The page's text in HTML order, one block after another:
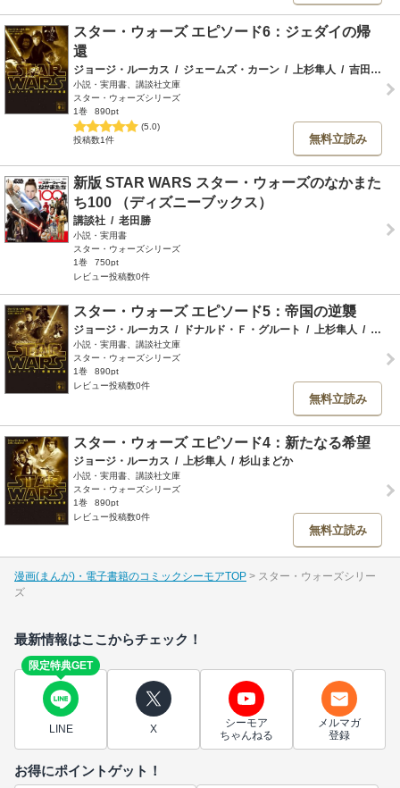
スター・ウォーズ エピソード6：ジェダイの帰
還
ジョージ・ルーカス / ジェームズ・カーン / 上杉隼人 / 吉田章子
小説・実用書、講談社文庫
スター・ウォーズシリーズ
1巻
890pt
(5.0)
投稿数1件
無料立読み
新版 STAR WARS スター・ウォーズのなかまた
ち100 （ディズニーブックス）
講談社 / 老田勝
小説・実用書
スター・ウォーズシリーズ
1巻
750pt
レビュー投稿数0件
スター・ウォーズ エピソード5：帝国の逆襲
ジョージ・ルーカス / ドナルド・Ｆ・グルート / 上杉隼人 /
小説・実用書、講談社文庫
スター・ウォーズシリーズ
1巻
890pt
レビュー投稿数0件
無料立読み
スター・ウォーズ エピソード4：新たなる希望
ジョージ・ルーカス / 上杉隼人 / 杉山まどか
小説・実用書、講談社文庫
スター・ウォーズシリーズ
1巻
890pt
レビュー投稿数0件
無料立読み
漫画(まんが)・電子書籍のコミックシーモアTOP
スター・ウォーズシリー
ズ
最新情報はここからチェック！
限定特典GET
LINE X
シーモア
ちゃんねる
メルマガ
登録
お得にポイントゲット！